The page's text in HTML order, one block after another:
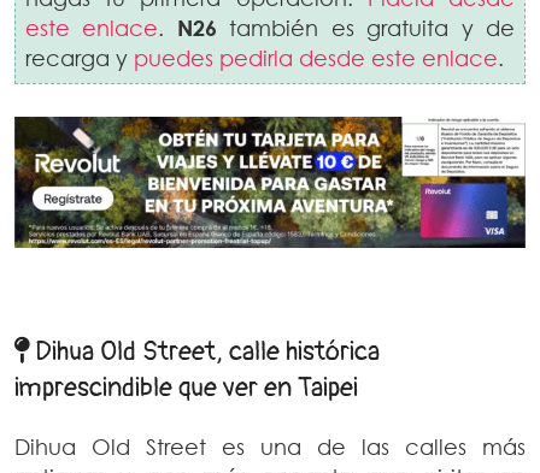
este enlace. N26 también es gratuita y de
recarga y puedes pedirla desde este enlace.
Dihua Old Street, calle histórica
imprescindible que ver en Taipei
Dihua Old Street es una de las calles más